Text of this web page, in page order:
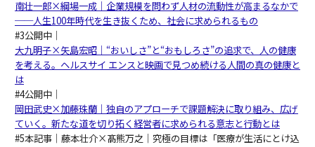
南壮一郎×綱場一成｜企業規模を問わず人材の流動性が高まるなかで
──人生100年時代を生き抜くため、社会に求められるもの
#3公開中｜
大九明子×矢島宏昭｜“おいしさ”と“おもしろさ”の追求で、人の健康
を考える。ヘルスサイ エンスと映画で見つめ続ける人間の真の健康と
は
#4公開中｜
岡田武史×加藤珠蘭｜独自のアプローチで課題解決に取り組み、広げ
ていく。新たな道を切り拓く経営者に求められる意志と行動とは
#5本記事｜藤本壮介×髙熊万之｜究極の目標は「医療が生活にとけ込